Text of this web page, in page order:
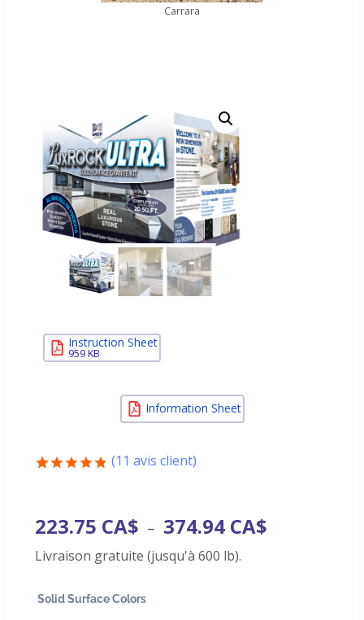
Carrara
Instruction Sheet
959 KB
Information Sheet
sur
client
(11 avis client)
223.75 CA$ – 374.94 CA$
Livraison gratuite (jusqu'à 600 lb).
Solid Surface Colors